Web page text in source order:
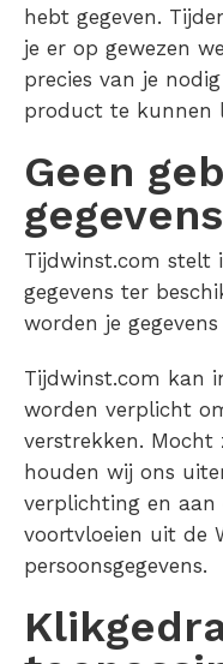
hebt gegeven.
je er op gewezen
precies van je
product te kunnen
Geen
Tijdwinst.com stelt
gegevens ter
worden je
Tijdwinst.com kan
worden verplicht
verstrekken. Mocht
houden wij ons
verplichting en aan
voortvloeien uit de
persoonsgegevens.